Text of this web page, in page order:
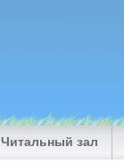
Читальный зал